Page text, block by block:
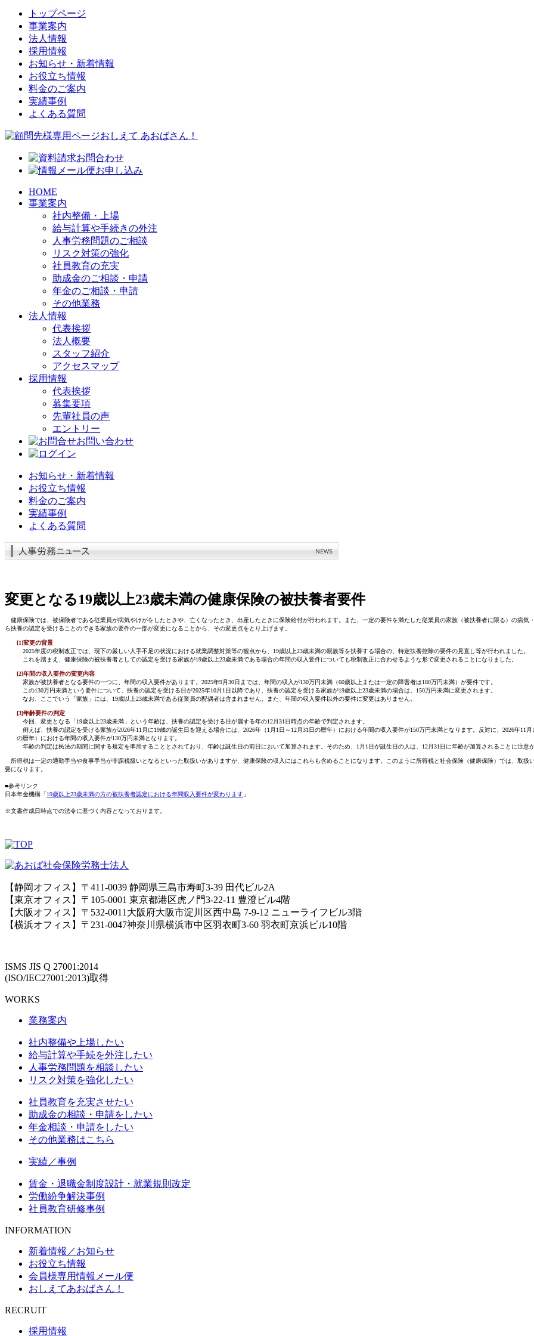
トップページ
事業案内
法人情報
採用情報
お知らせ・新着情報
お役立ち情報
料金のご案内
実績事例
よくある質問
HOME
事業案内
社内整備・上場
給与計算や手続きの外注
人事労務問題のご相談
リスク対策の強化
社員教育の充実
助成金のご相談・申請
年金のご相談・申請
その他業務
法人情報
代表挨拶
法人概要
スタッフ紹介
アクセスマップ
採用情報
代表挨拶
募集要項
先輩社員の声
エントリー
お問い合わせ
お知らせ・新着情報
お役立ち情報
料金のご案内
実績事例
よくある質問
変更となる19歳以上23歳未満の健康保険の被扶養者要件
健康保険では、被保険者である従業員が病気やけがをしたときや、亡くなったとき、出産したときに保険給付が行われます。また、一定の要件を満たした従業員の家族（被扶養者に限る）の病気
ら扶養の認定を受けることのできる家族の要件の一部が変更になることから、その変更点をとり上げます。
[1]変更の背景
2025年度の税制改正では、現下の厳しい人手不足の状況における就業調整対策等の観点から、19歳以上23歳未満の親族等を扶養する場合の、特定扶養控除の要件の見直し等が行われました。
これを踏まえ、健康保険の被扶養者としての認定を受ける家族が19歳以上23歳未満である場合の年間の収入要件についても税制改正に合わせるような形で変更されることになりました。
[2]年間の収入要件の変更内容
家族が被扶養者となる要件の一つに、年間の収入要件があります。2025年9月30日までは、年間の収入が130万円未満（60歳以上または一定の障害者は180万円未満）が要件です。
この130万円未満という要件について、扶養の認定を受ける日が2025年10月1日以降であり、扶養の認定を受ける家族が19歳以上23歳未満の場合は、150万円未満に変更されます。
なお、ここでいう「家族」には、19歳以上23歳未満である従業員の配偶者は含まれません。また、年間の収入要件以外の要件に変更はありません。
[3]年齢要件の判定
今回、変更となる「19歳以上23歳未満」という年齢は、扶養の認定を受ける日が属する年の12月31日時点の年齢で判定されます。
例えば、扶養の認定を受ける家族が2026年11月に19歳の誕生日を迎える場合には、2026年（1月1日～12月31日の暦年）における年間の収入要件が150万円未満となります。反対に、2026年11
の暦年）における年間の収入要件が130万円未満となります。
年齢の判定は民法の期間に関する規定を準用することとされており、年齢は誕生日の前日において加算されます。そのため、1月1日が誕生日の人は、12月31日に年齢が加算されることに注意
所得税は一定の通勤手当や食事手当が非課税扱いとなるといった取扱いがありますが、健康保険の収入にはこれらも含めることになります。このように所得税と社会保険（健康保険）では、取
要になります。
■参考リンク
日本年金機構「19歳以上23歳未満の方の被扶養者認定における年間収入要件が変わります 」
※文書作成日時点での法令に基づく内容となっております。
【静岡オフィス】〒411-0039 静岡県三島市寿町3-39 田代ビル2A
【東京オフィス】〒105-0001 東京都港区虎ノ門3-22-11 豊澄ビル4階
【大阪オフィス】〒532-0011大阪府大阪市淀川区西中島 7-9-12 ニューライフビル3階
【横浜オフィス】〒231-0047神奈川県横浜市中区羽衣町3-60 羽衣町京浜ビル10階
ISMS JIS Q 27001:2014
(ISO/IEC27001:2013)取得
WORKS
業務案内
社内整備や上場したい
給与計算や手続を外注したい
人事労務問題を相談したい
リスク対策を強化したい
社員教育を充実させたい
助成金の相談・申請をしたい
年金相談・申請をしたい
その他業務はこちら
実績／事例
賃金・退職金制度設計・就業規則改定
労働紛争解決事例
社員教育研修事例
INFORMATION
新着情報／お知らせ
お役立ち情報
会員様専用情報メール便
おしえてあおばさん！
RECRUIT
採用情報